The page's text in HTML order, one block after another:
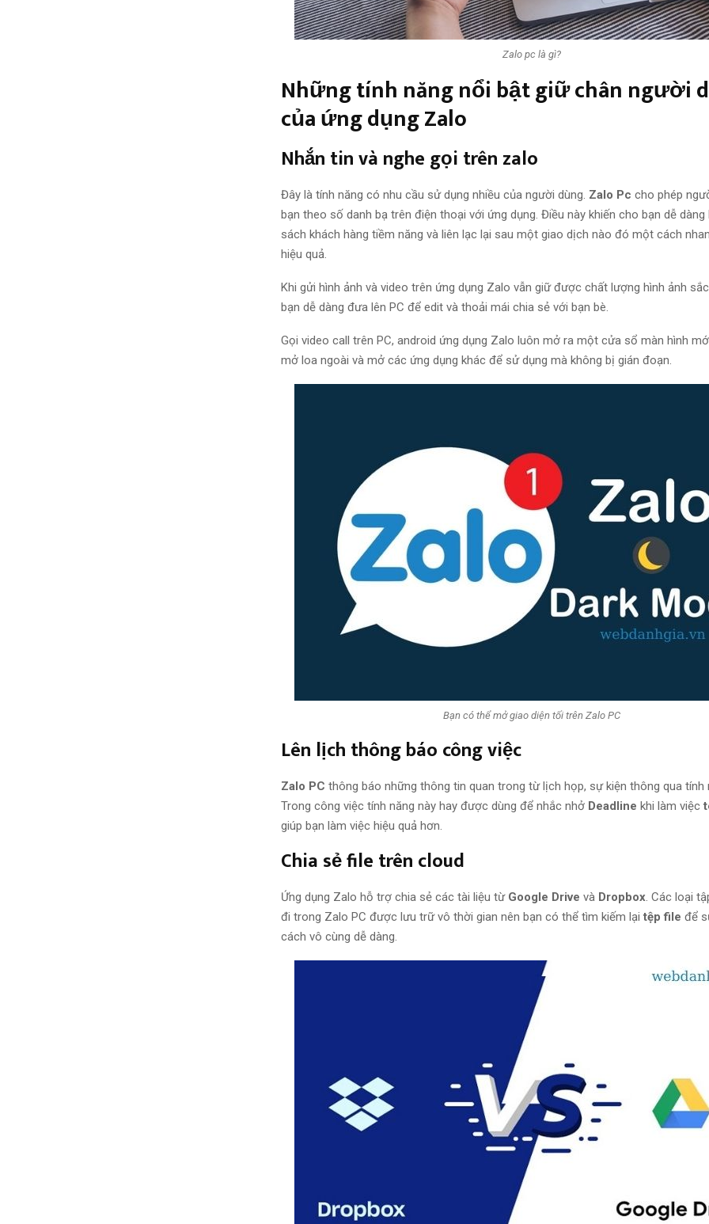
Zalo pc là gì?
Những tính năng nổi bật giữ chân người
của ứng dụng Zalo
Nhắn tin và nghe gọi trên zalo
Đây là tính năng có nhu cầu sử dụng nhiều của người dùng. Zalo Pc cho phép
bạn theo số danh bạ trên điện thoại với ứng dụng. Điều này khiến cho bạn dễ dàng
sách khách hàng tiềm năng và liên lạc lại sau một giao dịch nào đó một cách
hiệu quả.
Khi gửi hình ảnh và video trên ứng dụng Zalo vẫn giữ được chất lượng hình ảnh
bạn dễ dàng đưa lên PC để edit và thoải mái chia sẻ với bạn bè.
Gọi video call trên PC, android ứng dụng Zalo luôn mở ra một cửa sổ màn hình
mở loa ngoài và mở các ứng dụng khác để sử dụng mà không bị gián đoạn.
Bạn có thể mở giao diện tối trên Zalo PC
Lên lịch thông báo công việc
Zalo PC thông báo những thông tin quan trong từ lịch họp, sự kiện thông qua tính
Trong công việc tính năng này hay được dùng để nhắc nhở Deadline khi làm việc
giúp bạn làm việc hiệu quả hơn.
Chia sẻ file trên cloud
Ứng dụng Zalo hỗ trợ chia sẻ các tài liệu từ Google Drive và Dropbox . Các loại
đi trong Zalo PC được lưu trữ vô thời gian nên bạn có thể tìm kiếm lại tệp file để
cách vô cùng dễ dàng.